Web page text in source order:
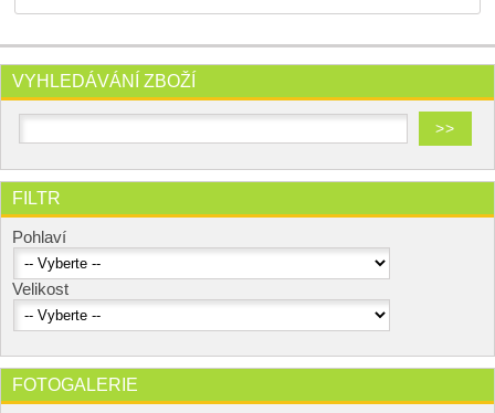
VYHLEDÁVÁNÍ ZBOŽÍ
FILTR
Pohlaví
Velikost
FOTOGALERIE